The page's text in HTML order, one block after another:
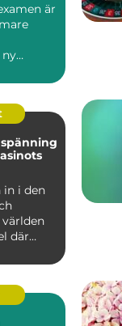
är
ny
in i den
där